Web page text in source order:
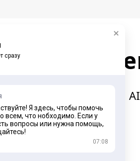
в поиске, SEO
сразу
Я здесь, чтобы помочь
всем, что нобходимо. Если у
вопросы или нужна помощь,
07:08